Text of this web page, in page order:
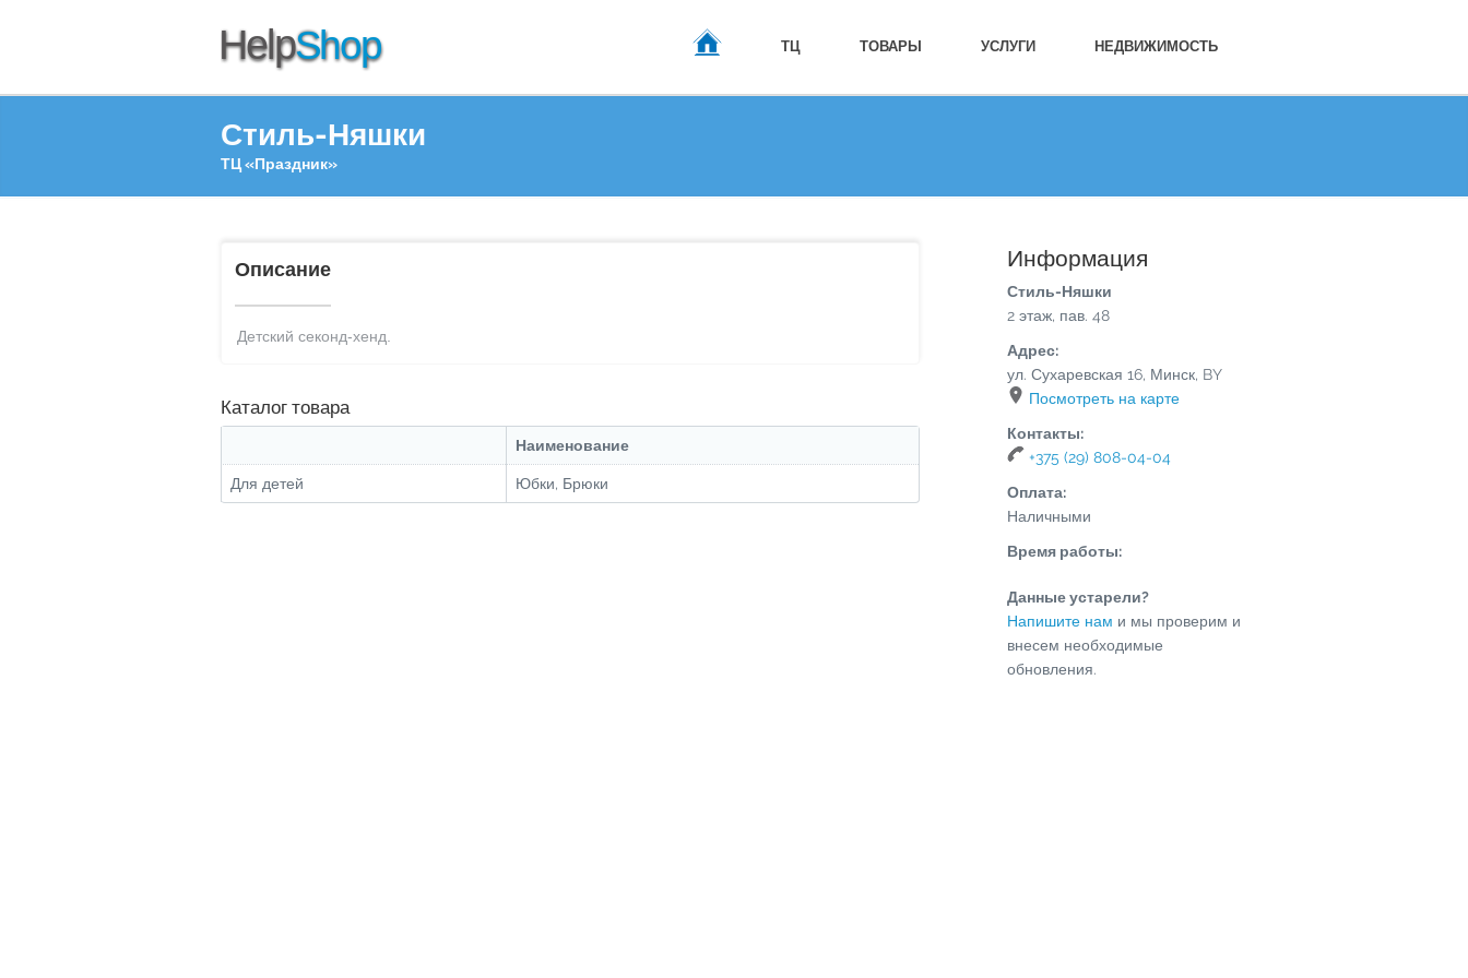
ТЦ ТОВАРЫ УСЛУГИ НЕДВИЖИМОСТЬ
Стиль-Няшки
ТЦ «Праздник»
Описание
Детский секонд-хенд.
Каталог товара
Наименование
Для детей Юбки, Брюки
Информация
Стиль-Няшки
2 этаж, пав. 48
Адрес:
ул. Сухаревская 16, Минск, BY
Посмотреть на карте
Контакты:
+375 (29) 808-04-04
Оплата:
Наличными
Время работы:
Данные устарели?
Напишите нам и мы проверим и
внесем необходимые
обновления.